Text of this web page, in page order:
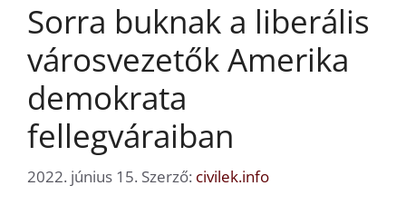
Sorra buknak a liberális
városvezetők Amerika
demokrata
fellegváraiban
2022. június 15. Szerző: civilek.info